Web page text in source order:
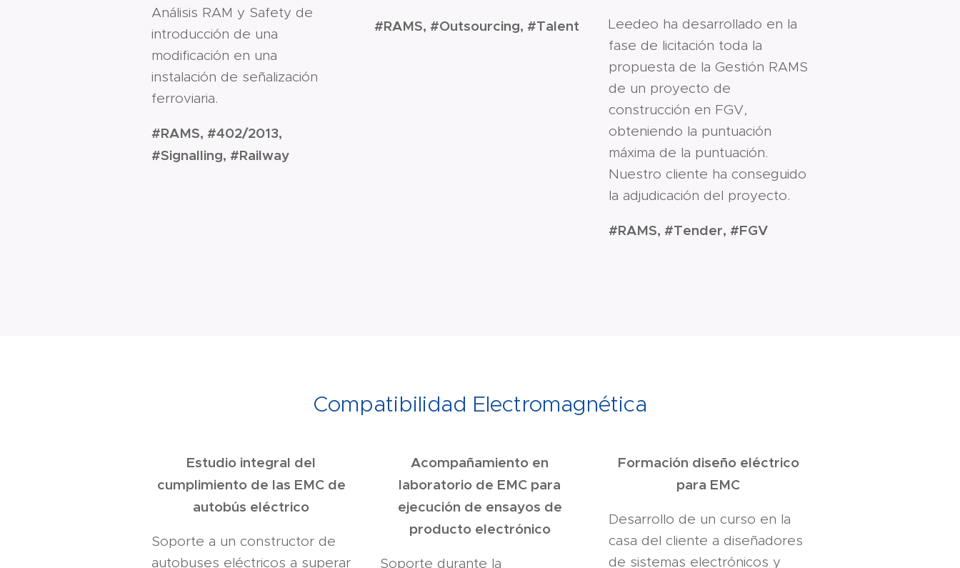
Análisis RAM y Safety de
introducción de una
modificación en una
instalación de señalización
ferroviaria.
#RAMS, #402/2013,
#Signalling, #Railway
#RAMS, #Outsourcing, #Talent
Leedeo ha desarrollado en la
fase de licitación toda la
propuesta de la Gestión RAMS
de un proyecto de
construcción en FGV,
obteniendo la puntuación
máxima de la puntuación.
Nuestro cliente ha conseguido
la adjudicación del proyecto.
#RAMS, #Tender, #FGV
Compatibilidad Electromagnética
Estudio integral del
cumplimiento de las EMC de
autobús eléctrico
Soporte a un constructor de
autobuses eléctricos a superar
Acompañamiento en
laboratorio de EMC para
ejecución de ensayos de
producto electrónico
Soporte durante la
Formación diseño eléctrico
para EMC
Desarrollo de un curso en la
casa del cliente a diseñadores
de sistemas electrónicos y